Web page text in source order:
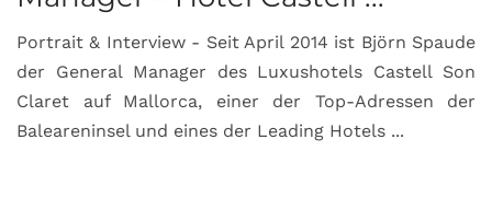
Portrait & Interview - Seit April 2014 ist Björn Spaude
der General Manager des Luxushotels Castell Son
Claret auf Mallorca, einer der Top-Adressen der
Baleareninsel und eines der Leading Hotels ...